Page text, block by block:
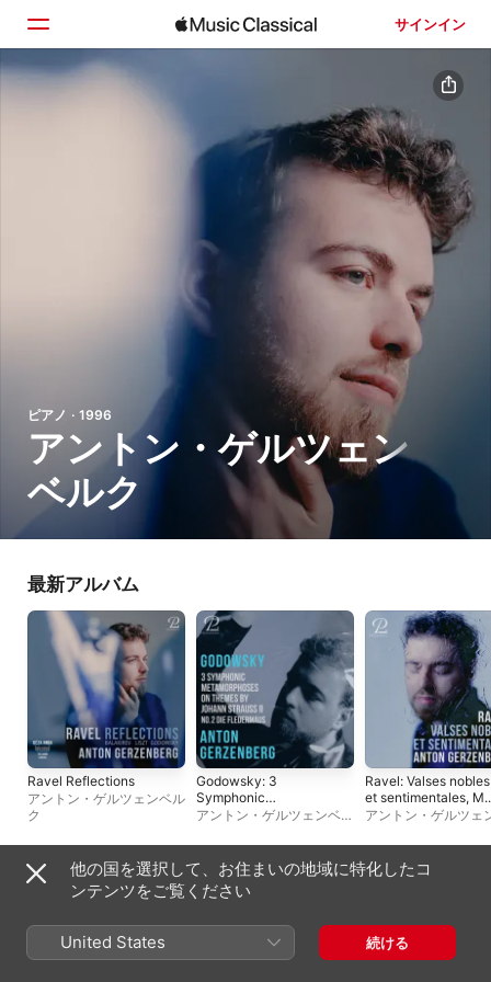
サインイン
ピアノ · 1996
アントン・ゲルツェン
ベルク
最新アルバム
Ravel Reflections
アントン・ゲルツェンベル
ク
Godowsky: 3
Symphonic
Metamorphoses on
Strauss II: No. 2, Die
Fledermaus - EP
アントン・ゲルツェンベル
Ravel: Valses nobles
et sentimentales, M.
61
アントン・ゲルツェ
シングル＆EP
他の国を選択して、お住まいの地域に特化したコ
ンテンツをご覧ください
United States 続ける